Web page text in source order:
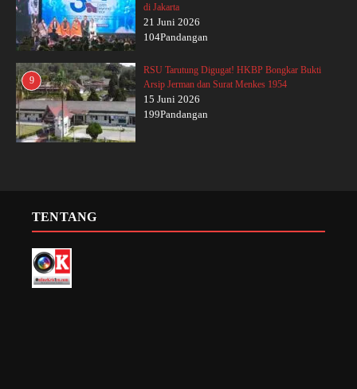
di Jakarta
21 Juni 2026
104Pandangan
9
RSU Tarutung Digugat! HKBP Bongkar Bukti
Arsip Jerman dan Surat Menkes 1954
15 Juni 2026
199Pandangan
TENTANG